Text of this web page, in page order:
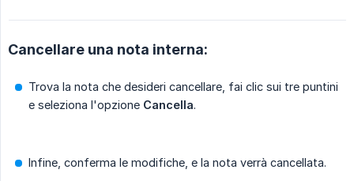
Cancellare una nota interna:
Trova la nota che desideri cancellare, fai clic sui tre puntini
e seleziona l'opzione Cancella.
Infine, conferma le modifiche, e la nota verrà cancellata.